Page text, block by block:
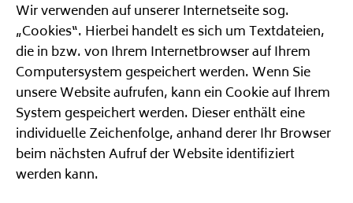
Wir verwenden auf unserer Internetseite sog.
„Cookies“. Hierbei handelt es sich um Textdateien,
die in bzw. von Ihrem Internetbrowser auf Ihrem
Computersystem gespeichert werden. Wenn Sie
unsere Website aufrufen, kann ein Cookie auf Ihrem
System gespeichert werden. Dieser enthält eine
individuelle Zeichenfolge, anhand derer Ihr Browser
beim nächsten Aufruf der Website identifiziert
werden kann.